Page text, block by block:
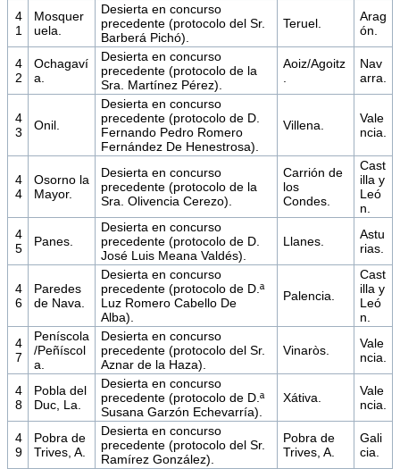
4
1
Mosquer
uela.
Desierta en concurso
precedente (protocolo del Sr.
Barberá Pichó).
Teruel.
Arag
ón.
4
2
Ochagaví
a.
Desierta en concurso
precedente (protocolo de la
Sra. Martínez Pérez).
Aoiz/Agoitz
Nav
arra.
4
3
Onil.
Desierta en concurso
precedente (protocolo de D.
Fernando Pedro Romero
Fernández De Henestrosa).
Villena.
Vale
ncia.
4
4
Osorno la
Mayor.
Desierta en concurso
precedente (protocolo de la
Sra. Olivencia Cerezo).
Carrión de
los
Condes.
Cast
illa y
Leó
n.
4
5
Panes.
Desierta en concurso
precedente (protocolo de D.
José Luis Meana Valdés).
Llanes.
Astu
rias.
4
6
Paredes
de Nava.
Desierta en concurso
precedente (protocolo de D.ª
Luz Romero Cabello De
Alba).
Palencia.
Cast
illa y
Leó
n.
4
7
Peníscola
/Peñíscol
a.
Desierta en concurso
precedente (protocolo del Sr.
Aznar de la Haza).
Vinaròs.
Vale
ncia.
4
8
Pobla del
Duc, La.
Desierta en concurso
precedente (protocolo de D.ª
Susana Garzón Echevarría).
Xátiva.
Vale
ncia.
4
9
Pobra de
Trives, A.
Desierta en concurso
precedente (protocolo del Sr.
Ramírez González).
Pobra de
Trives, A.
Gali
cia.